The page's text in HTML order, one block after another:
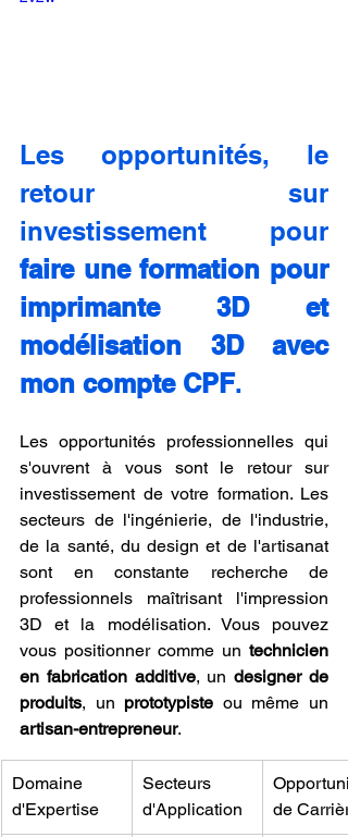
Les opportunités, le
retour sur
faire une formation pour
imprimante 3D et
modélisation 3D avec
mon compte CPF.
Les opportunités professionnelles qui
s'ouvrent à vous sont le retour sur
investissement de votre formation. Les
secteurs de l'ingénierie, de l'industrie,
de la santé, du design et de l'artisanat
sont en constante recherche de
professionnels maîtrisant l'impression
3D et la modélisation. Vous pouvez
vous positionner comme un technicien
en fabrication additive, un designer de
produits, un prototypiste
artisan-entrepreneur.
Domaine
d'Expertise
Secteurs
d'Application
de